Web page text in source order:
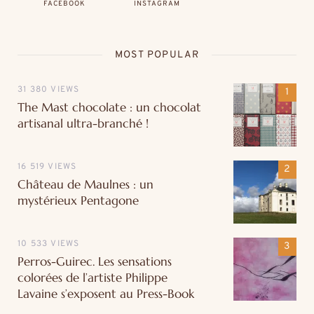
FACEBOOK INSTAGRAM
MOST POPULAR
31 380 VIEWS
The Mast chocolate : un chocolat
artisanal ultra-branché !
16 519 VIEWS
Château de Maulnes : un
mystérieux Pentagone
10 533 VIEWS
Perros-Guirec. Les sensations
colorées de l’artiste Philippe
Lavaine s’exposent au Press-Book